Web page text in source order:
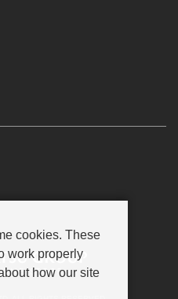
cookies. These
work properly
how our site